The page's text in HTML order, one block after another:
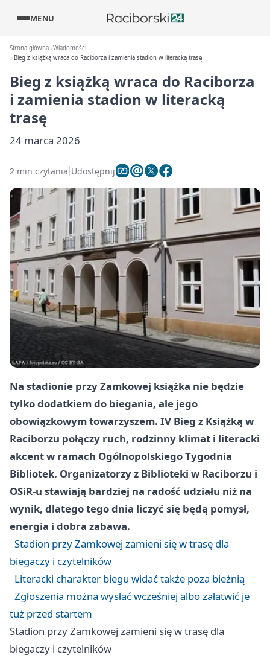
MENU
Strona główna Wiadomości
Bieg z książką wraca do Raciborza i zamienia stadion w literacką trasę
Bieg z książką wraca do Raciborza
i zamienia stadion w literacką
trasę
24 marca 2026
2 min czytania Udostępnij
Na stadionie przy Zamkowej książka nie będzie
tylko dodatkiem do biegania, ale jego
obowiązkowym towarzyszem. IV Bieg z Książką w
Raciborzu połączy ruch, rodzinny klimat i literacki
akcent w ramach Ogólnopolskiego Tygodnia
Bibliotek. Organizatorzy z Biblioteki w Raciborzu i
OSiR-u stawiają bardziej na radość udziału niż na
wynik, dlatego tego dnia liczyć się będą pomysł,
energia i dobra zabawa.
Stadion przy Zamkowej zamieni się w trasę dla
biegaczy i czytelników
Literacki charakter biegu widać także poza bieżnią
Zgłoszenia można wysłać wcześniej albo załatwić je
tuż przed startem
Stadion przy Zamkowej zamieni się w trasę dla
biegaczy i czytelników